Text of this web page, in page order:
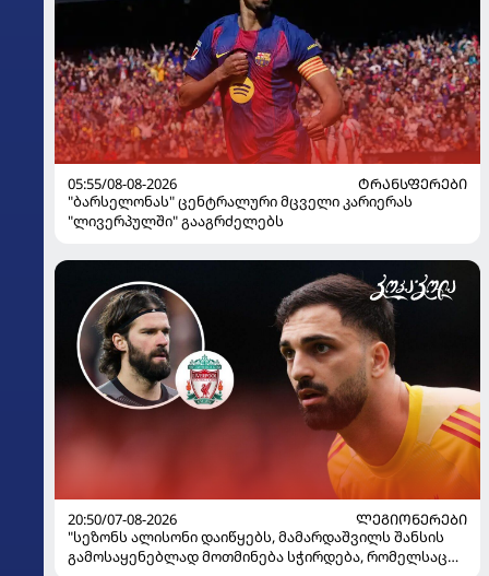
05:55/08-08-2026
ᲢᲠᲐᲜᲡᲤᲔᲠᲔᲑᲘ
"ბარსელონას" ცენტრალური მცველი კარიერას
"ლივერპულში" გააგრძელებს
20:50/07-08-2026
ᲚᲔᲒᲘᲝᲜᲔᲠᲔᲑᲘ
"სეზონს ალისონი დაიწყებს, მამარდაშვილს შანსის
გამოსაყენებლად მოთმინება სჭირდება, რომელსაც